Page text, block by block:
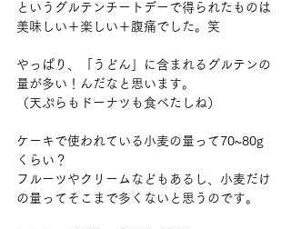
というグルテンチートデーで得られたものは
美味しい＋楽しい＋腹痛でした。笑
やっぱり、「うどん」に含まれるグルテンの
量が多い！んだなと思います。
（天ぷらもドーナツも食べたしね）
ケーキで使われている小麦の量って70~80g
くらい？
フルーツやクリームなどもあるし、小麦だけ
の量ってそこまで多くないと思うのです。